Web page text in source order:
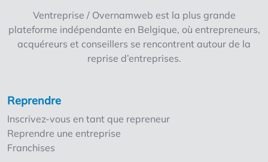
minimum de 400 000 € de ressources
propres est nécessaire pour un AD, un
minimum de 200 000 € pour un Proxy.
Ventreprise / Overnamweb est la plus grande
plateforme indépendante en Belgique, où entrepreneurs,
acquéreurs et conseillers se rencontrent autour de la
reprise d’entreprises.
Reprendre
Inscrivez-vous en tant que repreneur
Reprendre une entreprise
Franchises